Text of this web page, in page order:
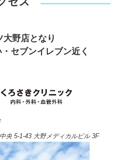
大野店となり
セブンイレブン近く
央 5-1-43 大野メディカルビル 3F